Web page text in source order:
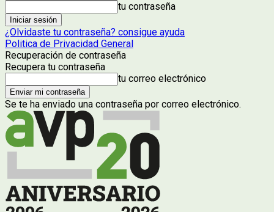
tu contraseña
¿Olvidaste tu contraseña? consigue ayuda
Politica de Privacidad General
Recuperación de contraseña
Recupera tu contraseña
tu correo electrónico
Se te ha enviado una contraseña por correo electrónico.